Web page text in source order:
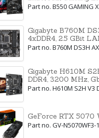
Part no. B550 GAMING
Gigabyte B760M
4xDDR4, 2.5 GBit
Part no. B760M DS3H
Gigabyte H610M
DDR4, 3200 MHz,
Part no. H610M S2H
GeForce RTX 5070
Part no. GV-